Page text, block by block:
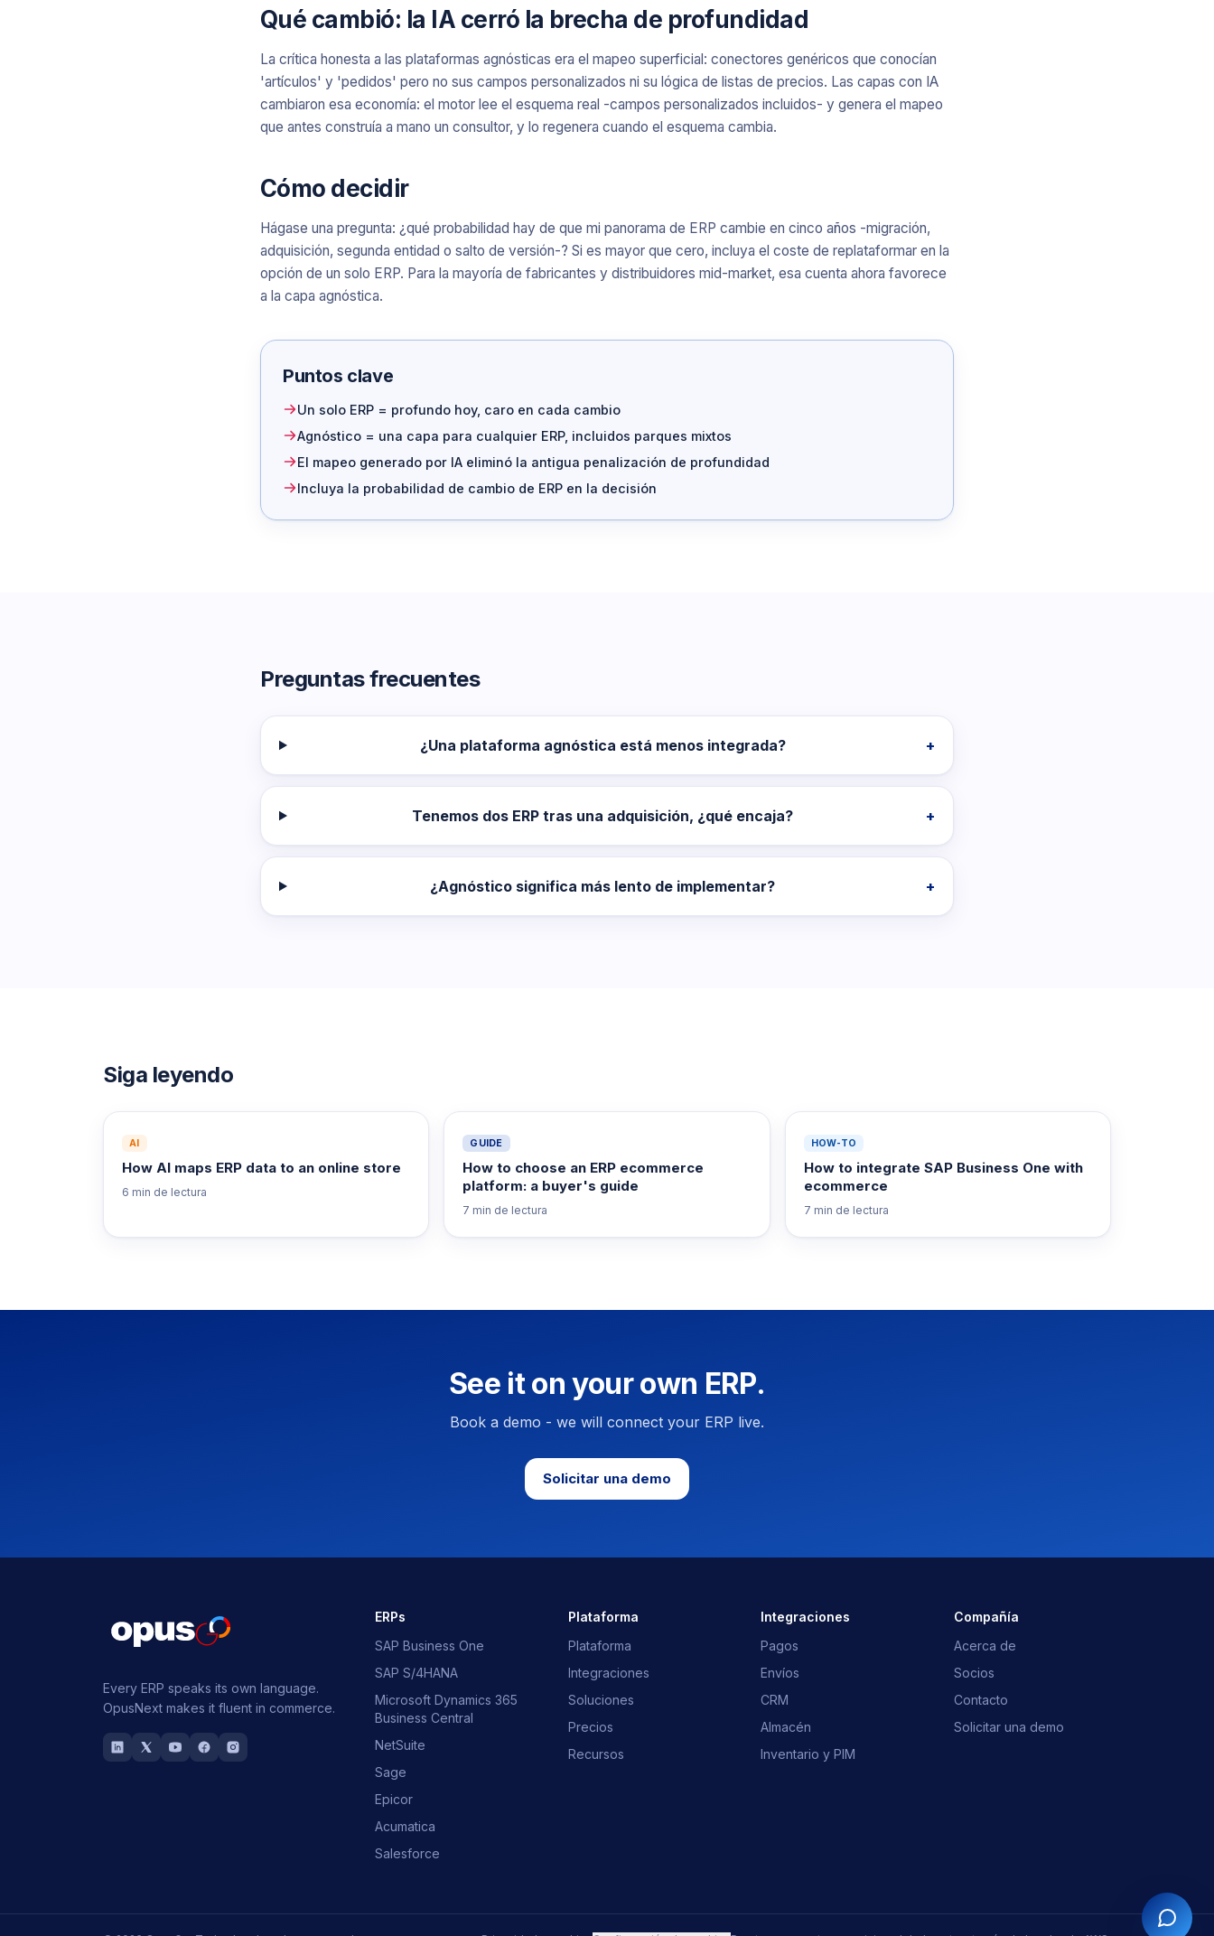
Qué cambió: la IA cerró la brecha de profundidad
La crítica honesta a las plataformas agnósticas era el mapeo superficial: conectores genéricos que conocían
'artículos' y 'pedidos' pero no sus campos personalizados ni su lógica de listas de precios. Las capas con IA
cambiaron esa economía: el motor lee el esquema real -campos personalizados incluidos- y genera el mapeo
que antes construía a mano un consultor, y lo regenera cuando el esquema cambia.
Cómo decidir
Hágase una pregunta: ¿qué probabilidad hay de que mi panorama de ERP cambie en cinco años -migración,
adquisición, segunda entidad o salto de versión-? Si es mayor que cero, incluya el coste de replataformar en la
opción de un solo ERP. Para la mayoría de fabricantes y distribuidores mid-market, esa cuenta ahora favorece
a la capa agnóstica.
Puntos clave
Un solo ERP = profundo hoy, caro en cada cambio
Agnóstico = una capa para cualquier ERP, incluidos parques mixtos
El mapeo generado por IA eliminó la antigua penalización de profundidad
Incluya la probabilidad de cambio de ERP en la decisión
Preguntas frecuentes
¿Una plataforma agnóstica está menos integrada? +
Tenemos dos ERP tras una adquisición, ¿qué encaja? +
¿Agnóstico significa más lento de implementar? +
Siga leyendo
AI
How AI maps ERP data to an online store
6 min de lectura
GUIDE
How to choose an ERP ecommerce
platform: a buyer's guide
7 min de lectura
HOW-TO
How to integrate SAP Business One with
ecommerce
7 min de lectura
See it on your own ERP.
Book a demo - we will connect your ERP live.
Solicitar una demo
Every ERP speaks its own language.
OpusNext makes it fluent in commerce.
ERPs
SAP Business One
SAP S/4HANA
Microsoft Dynamics 365
Business Central
NetSuite
Sage
Epicor
Acumatica
Salesforce
Plataforma
Plataforma
Integraciones
Soluciones
Precios
Recursos
Integraciones
Pagos
Envíos
CRM
Almacén
Inventario y PIM
Compañía
Acerca de
Socios
Contacto
Solicitar una demo
¿Qué es OpusNext? ¿Qué ERP?